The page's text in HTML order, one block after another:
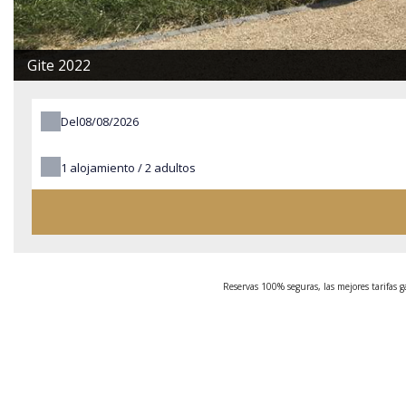
Gite 2022
Del
1 alojamiento /2 adultos
Reservas 100% seguras, las mejores